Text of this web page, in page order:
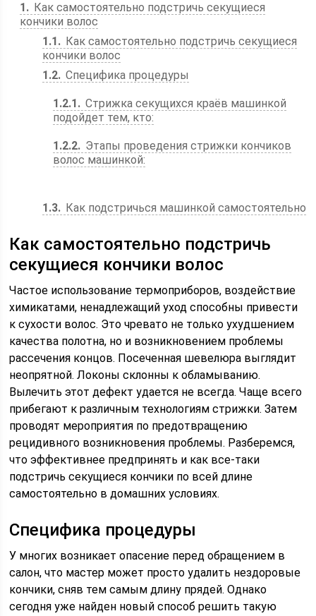
1
Как самостоятельно подстричь секущиеся
кончики волос
1.1
Как самостоятельно подстричь секущиеся
кончики волос
1.2 Специфика процедуры
1.2.1
Стрижка секущихся краёв машинкой
подойдет тем, кто:
1.2.2
Этапы проведения стрижки кончиков
волос машинкой:
1.3 Как подстричься машинкой самостоятельно
Как самостоятельно подстричь
секущиеся кончики волос
Частое использование термоприборов, воздействие
химикатами, ненадлежащий уход способны привести
к сухости волос. Это чревато не только ухудшением
качества полотна, но и возникновением проблемы
рассечения концов. Посеченная шевелюра выглядит
неопрятной. Локоны склонны к обламыванию.
Вылечить этот дефект удается не всегда. Чаще всего
прибегают к различным технологиям стрижки. Затем
проводят мероприятия по предотвращению
рецидивного возникновения проблемы. Разберемся,
что эффективнее предпринять и как все-таки
подстричь секущиеся кончики по всей длине
самостоятельно в домашних условиях.
Специфика процедуры
У многих возникает опасение перед обращением в
салон, что мастер может просто удалить нездоровые
кончики, сняв тем самым длину прядей. Однако
сегодня уже найден новый способ решить такую